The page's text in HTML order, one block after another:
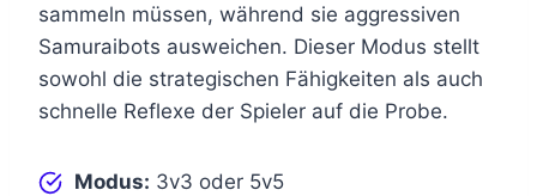
sammeln müssen, während sie aggressiven
Samuraibots ausweichen. Dieser Modus stellt
sowohl die strategischen Fähigkeiten als auch
schnelle Reflexe der Spieler auf die Probe.
Modus: 3v3 oder 5v5